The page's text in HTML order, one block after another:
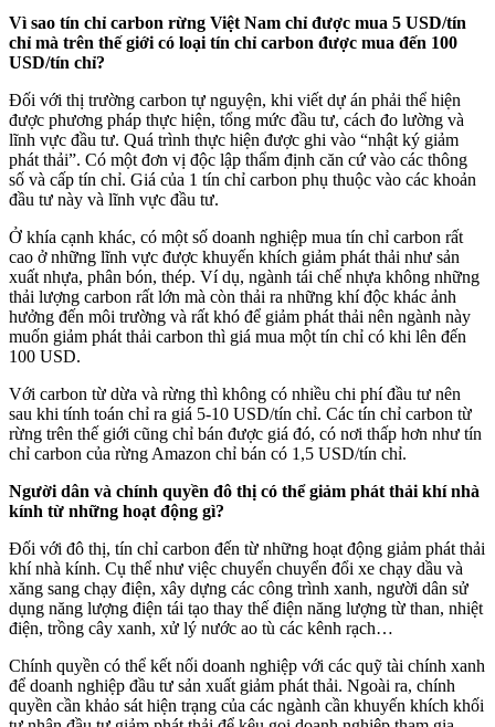
Vì sao tín chỉ carbon rừng Việt Nam chỉ được mua 5 USD/tín
chỉ mà trên thế giới có loại tín chỉ carbon được mua đến 100
USD/tín chỉ?
Đối với thị trường carbon tự nguyện, khi viết dự án phải thể hiện
được phương pháp thực hiện, tổng mức đầu tư, cách đo lường và
lĩnh vực đầu tư. Quá trình thực hiện được ghi vào “nhật ký giảm
phát thải”. Có một đơn vị độc lập thẩm định căn cứ vào các thông
số và cấp tín chỉ. Giá của 1 tín chỉ carbon phụ thuộc vào các khoản
đầu tư này và lĩnh vực đầu tư.
Ở khía cạnh khác, có một số doanh nghiệp mua tín chỉ carbon rất
cao ở những lĩnh vực được khuyến khích giảm phát thải như sản
xuất nhựa, phân bón, thép. Ví dụ, ngành tái chế nhựa không những
thải lượng carbon rất lớn mà còn thải ra những khí độc khác ảnh
hưởng đến môi trường và rất khó để giảm phát thải nên ngành này
muốn giảm phát thải carbon thì giá mua một tín chỉ có khi lên đến
100 USD.
Với carbon từ dừa và rừng thì không có nhiều chi phí đầu tư nên
sau khi tính toán chỉ ra giá 5-10 USD/tín chỉ. Các tín chỉ carbon từ
rừng trên thế giới cũng chỉ bán được giá đó, có nơi thấp hơn như tín
chỉ carbon của rừng Amazon chỉ bán có 1,5 USD/tín chỉ.
Người dân và chính quyền đô thị có thể giảm phát thải khí nhà
kính từ những hoạt động gì?
Đối với đô thị, tín chỉ carbon đến từ những hoạt động giảm phát thải
khí nhà kính. Cụ thể như việc chuyển chuyển đổi xe chạy dầu và
xăng sang chạy điện, xây dựng các công trình xanh, người dân sử
dụng năng lượng điện tái tạo thay thế điện năng lượng từ than, nhiệt
điện, trồng cây xanh, xử lý nước ao tù các kênh rạch…
Chính quyền có thể kết nối doanh nghiệp với các quỹ tài chính xanh
để doanh nghiệp đầu tư sản xuất giảm phát thải. Ngoài ra, chính
quyền cần khảo sát hiện trạng của các ngành cần khuyến khích khối